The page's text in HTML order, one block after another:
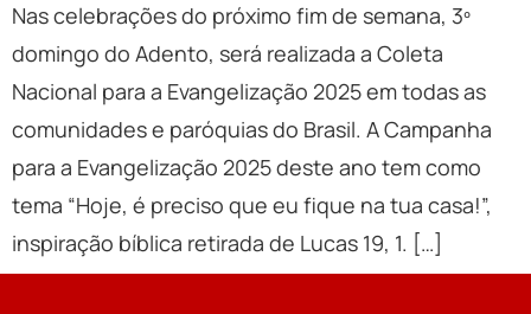
Nas celebrações do próximo fim de semana, 3º
domingo do Adento, será realizada a Coleta
Nacional para a Evangelização 2025 em todas as
comunidades e paróquias do Brasil. A Campanha
para a Evangelização 2025 deste ano tem como
tema “Hoje, é preciso que eu fique na tua casa!”,
inspiração bíblica retirada de Lucas 19, 1. […]